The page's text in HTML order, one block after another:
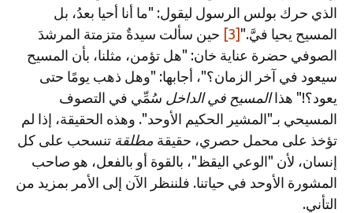
الذي حرك بولس الرسول ليقول: "ما أنا أحيا بعدُ، بل
المسيح يحيا فيَّ." [3]
حين سألت سيدةٌ متزمتة المرشدَ
الصوفي حضرة عناية خان: "هل تؤمن، مثلنا، بأن المسيح
سيعود في آخر الزمان؟"، أجابها: "وهل ذهب يومًا حتى
يعود؟!" هذاالمسيح في الداخل سُمِّي في التصوف
المسيحي بـ"المشير الحكيم الأوحد". وهذه الحقيقة، إذا لم
تؤخذ على محمل حصري، حقيقة مطلقة تنسحب على كل
إنسان، لأن "الوعي اليقظ"، بالقوة أو بالفعل، هو صاحب
المشورة الأوحد في حياتنا. فلننظر الآن إلى الأمر بمزيد من
التأني.